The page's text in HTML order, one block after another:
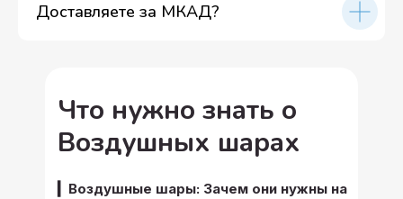
Доставляете за МКАД?
Что нужно знать о
Воздушных шарах
▎Воздушные шары: Зачем они нужны на